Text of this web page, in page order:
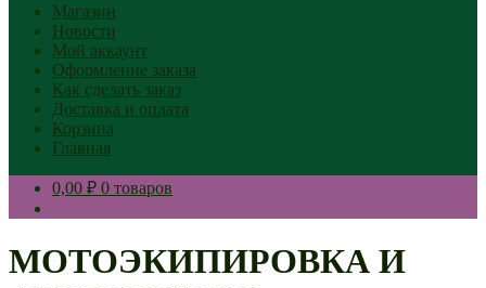
Магазин
Новости
Мой аккаунт
Оформление заказа
Как сделать заказ
Доставка и оплата
Корзина
Главная
0,00 ₽ 0 товаров
МОТОЭКИПИРОВКА И